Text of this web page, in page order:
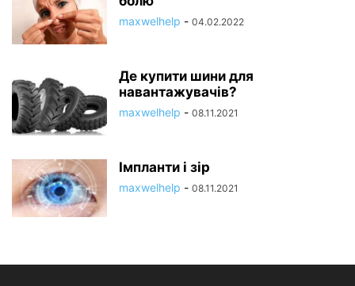
maxwelhelp - 04.02.2022
Де купити шини для
навантажувачів?
maxwelhelp - 08.11.2021
Імпланти і зір
maxwelhelp - 08.11.2021